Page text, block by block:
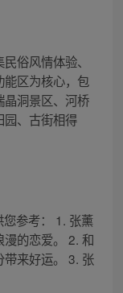
俗风情体验、
能区为核心，包
晶洞景区、河桥
园、古街相得
参考： 1. 张薰
的恋爱。 2. 和
来好运。 3. 张